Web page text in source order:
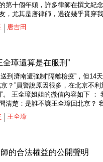
第十個年頭，許多律師在撰文
，尤其是唐律師，過從幾乎貫
唐吉田
璋還算是在服刑”
到濟南遭強制“隔離檢疫”，但
？”員警說原因很多，在北京不
。 王全璋姐姐的微信內容如下
清楚：是誰不讓王全璋回北京
王全璋
的合法權益的公開聲明